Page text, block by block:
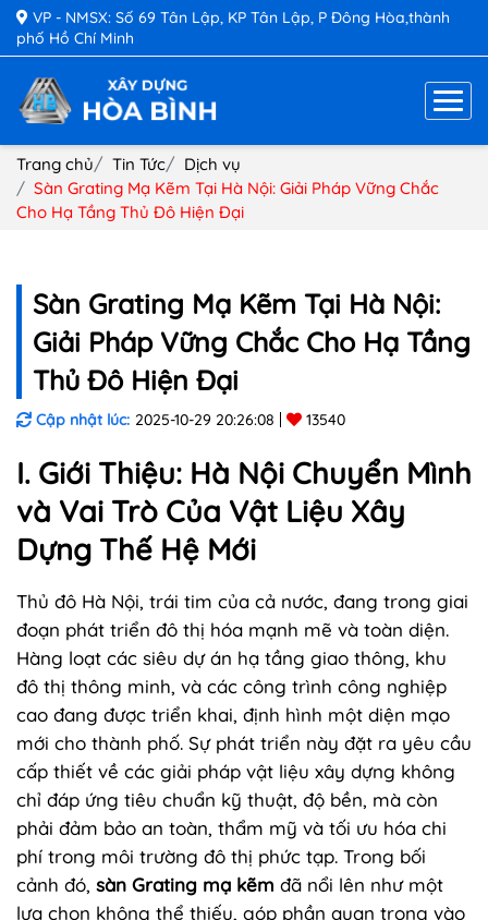
VP - NMSX: Số 69 Tân Lập, KP Tân Lập, P Đông Hòa,thành
phố Hồ Chí Minh
Trang chủ Tin Tức
Dịch vụ
Sàn Grating Mạ Kẽm Tại Hà Nội: Giải Pháp Vững Chắc
Cho Hạ Tầng Thủ Đô Hiện Đại
Sàn Grating Mạ Kẽm Tại Hà Nội:
Giải Pháp Vững Chắc Cho Hạ Tầng
Thủ Đô Hiện Đại
Cập nhật lúc: 2025-10-29 20:26:08 13540
I. Giới Thiệu: Hà Nội Chuyển Mình
và Vai Trò Của Vật Liệu Xây
Dựng Thế Hệ Mới
Thủ đô Hà Nội, trái tim của cả nước, đang trong giai
đoạn phát triển đô thị hóa mạnh mẽ và toàn diện.
Hàng loạt các siêu dự án hạ tầng giao thông, khu
đô thị thông minh, và các công trình công nghiệp
cao đang được triển khai, định hình một diện mạo
mới cho thành phố. Sự phát triển này đặt ra yêu cầu
cấp thiết về các giải pháp vật liệu xây dựng không
chỉ đáp ứng tiêu chuẩn kỹ thuật, độ bền, mà còn
phải đảm bảo an toàn, thẩm mỹ và tối ưu hóa chi
phí trong môi trường đô thị phức tạp. Trong bối
cảnh đó, sàn Grating mạ kẽm đã nổi lên như một
lựa chọn không thể thiếu, góp phần quan trọng vào